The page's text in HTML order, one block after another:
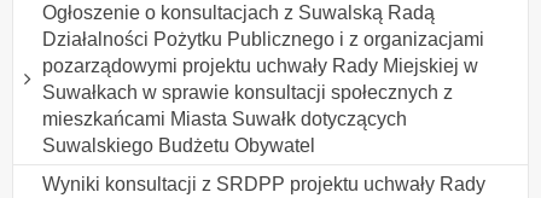
Ogłoszenie o konsultacjach z Suwalską Radą
Działalności Pożytku Publicznego i z organizacjami
pozarządowymi projektu uchwały Rady Miejskiej w
Suwałkach w sprawie konsultacji społecznych z
mieszkańcami Miasta Suwałk dotyczących
Suwalskiego Budżetu Obywatel
Wyniki konsultacji z SRDPP projektu uchwały Rady